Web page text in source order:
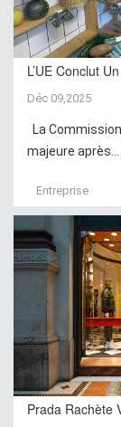
L’UE Conclut
Déc 09,2025
La
majeure après...
Entreprise
Prada Rachète